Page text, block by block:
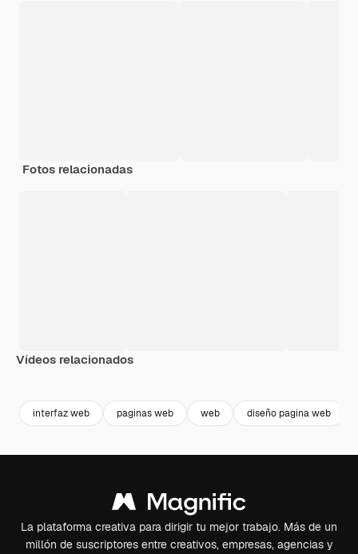
Fotos relacionadas
Vídeos relacionados
interfaz web paginas web web diseño pagina web
La plataforma creativa para dirigir tu mejor trabajo. Más de un
millón de suscriptores entre creativos, empresas, agencias y